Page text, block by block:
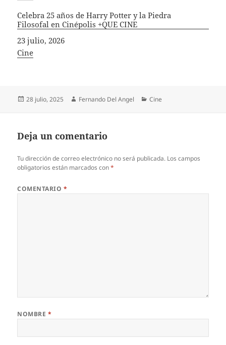
Celebra 25 años de Harry Potter y la Piedra
Filosofal en Cinépolis +QUE CINE
Fecha
23 julio, 2026
In relation to
Cine
Publicado
28 julio, 2025 Autor
Fernando Del Angel Categorías
Cine
Deja un comentario
Tu dirección de correo electrónico no será publicada. Los campos
obligatorios están marcados con*
COMENTARIO *
NOMBRE *